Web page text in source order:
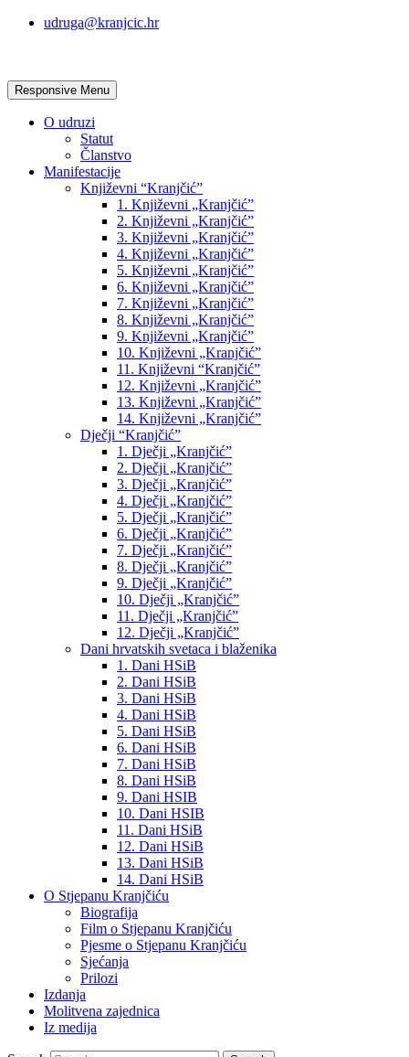
udruga@kranjcic.hr
Responsive Menu
O udruzi
Statut
Članstvo
Manifestacije
Književni “Kranjčić”
1. Književni „Kranjčić”
2. Književni „Kranjčić”
3. Književni „Kranjčić”
4. Književni „Kranjčić”
5. Književni „Kranjčić”
6. Književni „Kranjčić”
7. Književni „Kranjčić”
8. Književni „Kranjčić”
9. Književni „Kranjčić”
10. Književni „Kranjčić”
11. Književni “Kranjčić”
12. Književni „Kranjčić”
13. Književni „Kranjčić”
14. Književni „Kranjčić”
Dječji “Kranjčić”
1. Dječji „Kranjčić”
2. Dječji „Kranjčić”
3. Dječji „Kranjčić”
4. Dječji „Kranjčić”
5. Dječji „Kranjčić”
6. Dječji „Kranjčić”
7. Dječji „Kranjčić”
8. Dječji „Kranjčić”
9. Dječji „Kranjčić”
10. Dječji „Kranjčić”
11. Dječji „Kranjčić”
12. Dječji „Kranjčić”
Dani hrvatskih svetaca i blaženika
1. Dani HSiB
2. Dani HSiB
3. Dani HSiB
4. Dani HSiB
5. Dani HSiB
6. Dani HSiB
7. Dani HSiB
8. Dani HSiB
9. Dani HSIB
10. Dani HSIB
11. Dani HSiB
12. Dani HSiB
13. Dani HSiB
14. Dani HSiB
O Stjepanu Kranjčiću
Biografija
Film o Stjepanu Kranjčiću
Pjesme o Stjepanu Kranjčiću
Sjećanja
Prilozi
Izdanja
Molitvena zajednica
Iz medija